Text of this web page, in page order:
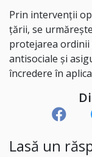
Prin intervenții
țării, se
protejarea
antisociale și
încredere în
Lasă un